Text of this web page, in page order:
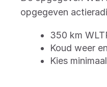
opgegeven
350 km
Koud weer
Kies